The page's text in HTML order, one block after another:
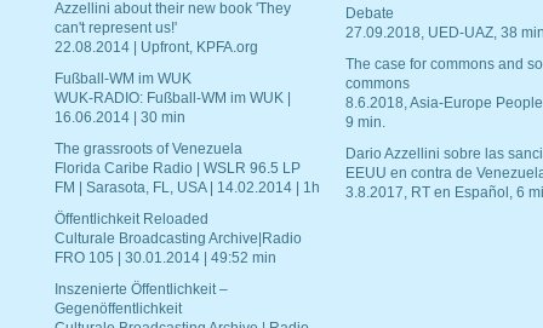
Azzellini about their new book 'They
can't represent us!'
22.08.2014 | Upfront, KPFA.org
Fußball-WM im WUK
WUK-RADIO: Fußball-WM im WUK |
16.06.2014 | 30 min
The grassroots of Venezuela
Florida Caribe Radio | WSLR 96.5 LP
FM | Sarasota, FL, USA | 14.02.2014 | 1h
Öffentlichkeit Reloaded
Culturale Broadcasting Archive|Radio
FRO 105 | 30.01.2014 | 49:52 min
Inszenierte Öffentlichkeit –
Gegenöffentlichkeit
Debate
27.09.2018, UED-UAZ, 38
The case for commons and
commons
8.6.2018, Asia-Europe
9 min.
Dario Azzellini sobre las
EEUU en contra de
3.8.2017, RT en Español, 6